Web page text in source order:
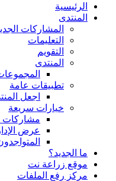
الرئيسية
المنتدى
المشاركات
التعليمات
التقويم
المنتدى
تطبيقات عامة
اجعل
خيارات سريعة
مشاركات
عرض
ما الجديد؟
موقع زراعة نت
مركز رفع الملفات